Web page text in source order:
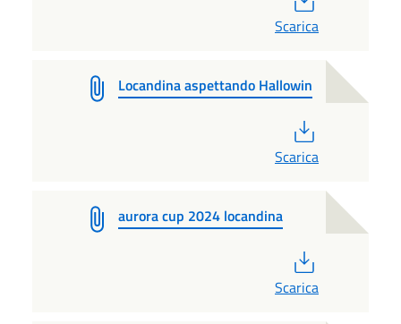
Scarica
Locandina aspettando Hallowin
Scarica
aurora cup 2024 locandina
Scarica